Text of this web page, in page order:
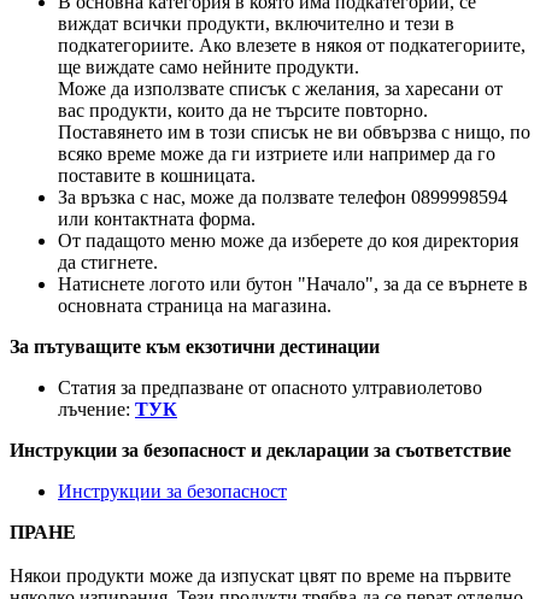
виждат всички продукти, включително и тези в
подкатегориите. Ако влезете в някоя от подкатегориите,
ще виждате само нейните продукти.
Може да използвате списък с желания, за харесани от
вас продукти, които да не търсите повторно.
Поставянето им в този списък не ви обвързва с нищо, по
всяко време може да ги изтриете или например да го
поставите в кошницата.
За връзка с нас, може да ползвате телефон 0899998594
или контактната форма.
От падащото меню може да изберете до коя директория
да стигнете.
Натиснете логото или бутон "Начало", за да се върнете в
основната страница на магазина.
За пътуващите към екзотични дестинации
Статия за предпазване от опасното ултравиолетово
лъчение: ТУК
Инструкции за безопасност и декларации за съответствие
Инструкции за безопасност
ПРАНЕ
Някои продукти може да изпускат цвят по време на първите